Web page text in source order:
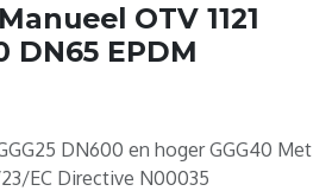
OTV 1121
DN65 EPDM
DN600 en hoger GGG40 Met
EC Directive N00035